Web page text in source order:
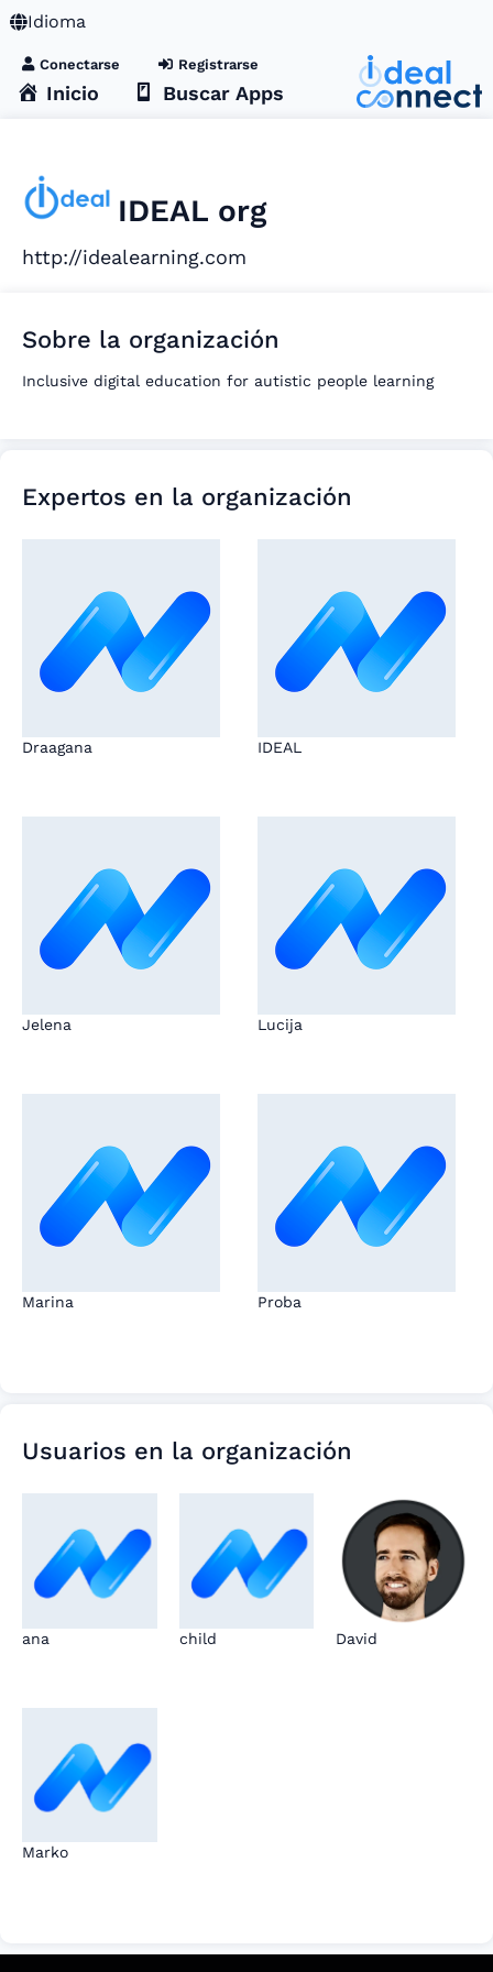
Idioma
Conectarse Registrarse
Inicio Buscar Apps
IDEAL org
http://idealearning.com
Sobre la organización
Inclusive digital education for autistic people learning
Expertos en la organización
Draagana IDEAL
Jelena Lucija
Marina Proba
Usuarios en la organización
ana child David
Marko